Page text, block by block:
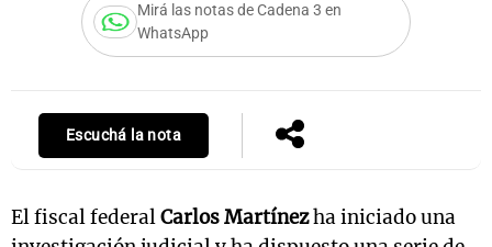
Mirá las notas de Cadena 3 en
WhatsApp
Escuchá la nota
El fiscal federalCarlos Martínezha iniciado una